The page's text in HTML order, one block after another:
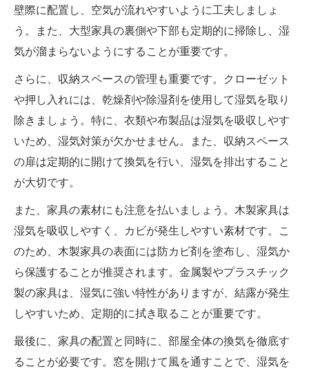
壁際に配置し、空気が流れやすいように工夫しましょ
う。また、大型家具の裏側や下部も定期的に掃除し、湿
気が溜まらないようにすることが重要です。
さらに、収納スペースの管理も重要です。クローゼット
や押し入れには、乾燥剤や除湿剤を使用して湿気を取り
除きましょう。特に、衣類や布製品は湿気を吸収しやす
いため、湿気対策が欠かせません。また、収納スペース
の扉は定期的に開けて換気を行い、湿気を排出すること
が大切です。
また、家具の素材にも注意を払いましょう。木製家具は
湿気を吸収しやすく、カビが発生しやすい素材です。こ
のため、木製家具の表面には防カビ剤を塗布し、湿気か
ら保護することが推奨されます。金属製やプラスチック
製の家具は、湿気に強い特性がありますが、結露が発生
しやすいため、定期的に拭き取ることが重要です。
最後に、家具の配置と同時に、部屋全体の換気を徹底す
ることが必要です。窓を開けて風を通すことで、湿気を